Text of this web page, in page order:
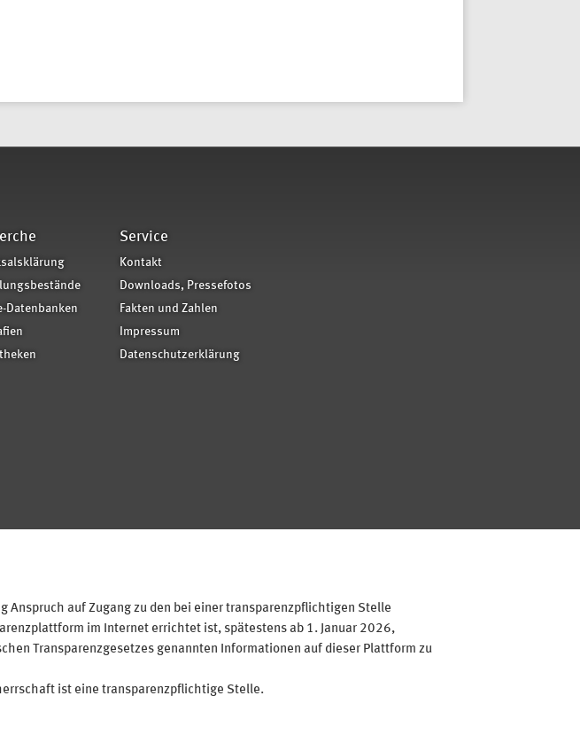
Datenbanken
Service
Kontakt
Downloads, Pressefotos
Fakten und Zahlen
Impressum
Datenschutzerklärung
Anspruch auf Zugang zu den bei einer transparenzpflichtigen Stelle
im Internet errichtet ist, spätestens ab 1. Januar 2026,
Transparenzgesetzes genannten Informationen auf dieser Plattform zu
ist eine transparenzpflichtige Stelle.